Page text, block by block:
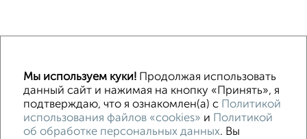
Машиноместа в паркинге Без посредников
Контакты
Политика конфиденциальности
Мы используем куки! Продолжая использовать
данный сайт и нажимая на кнопку «Принять», я
подтверждаю, что я ознакомлен(а) с Политикой
использования файлов «cookies» и Политикой
об обработке персональных данных. Вы